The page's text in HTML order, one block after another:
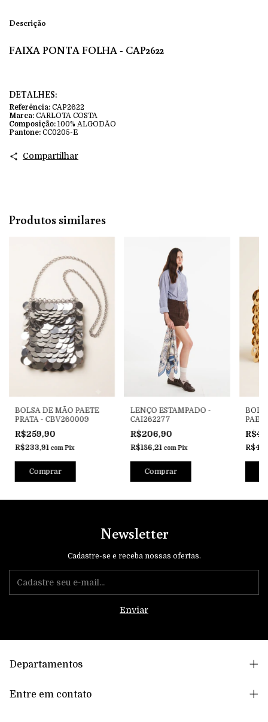
Descrição
FAIXA PONTA FOLHA - CAP2622
DETALHES:
Referência: CAP2622
Marca: CARLOTA COSTA
Composição: 100% ALGODÃO
Pantone: CC0205-E
Compartilhar
Produtos similares
BOLSA DE MÃO PAETE
PRATA - CBV260009
R$259,90
R$233,91 com Pix
Comprar
LENÇO ESTAMPADO -
CAI262277
R$206,90
R$186,21 com Pix
Comprar
Newsletter
Cadastre-se e receba nossas ofertas.
Departamentos
Entre em contato